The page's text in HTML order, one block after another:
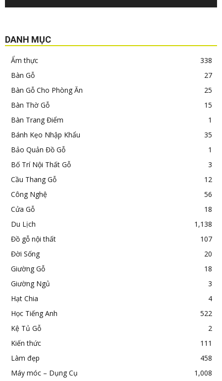
DANH MỤC
Ẩm thực
338
Bàn Gỗ
27
Bàn Gỗ Cho Phòng Ăn
25
Bàn Thờ Gỗ
15
Bàn Trang Điểm
1
Bánh Kẹo Nhập Khẩu
35
Bảo Quản Đồ Gỗ
1
Bố Trí Nội Thất Gỗ
3
Cầu Thang Gỗ
12
Công Nghệ
56
Cửa Gỗ
18
Du Lịch
1,138
Đồ gỗ nội thất
107
Đời Sống
20
Giường Gỗ
18
Giường Ngủ
3
Hạt Chia
4
Học Tiếng Anh
522
Kệ Tủ Gỗ
2
Kiến thức
111
Làm đẹp
458
Máy móc – Dụng Cụ
1,008